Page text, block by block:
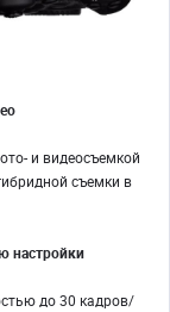
и видеосъемкой
съемки в
настройки
до 30 кадров/